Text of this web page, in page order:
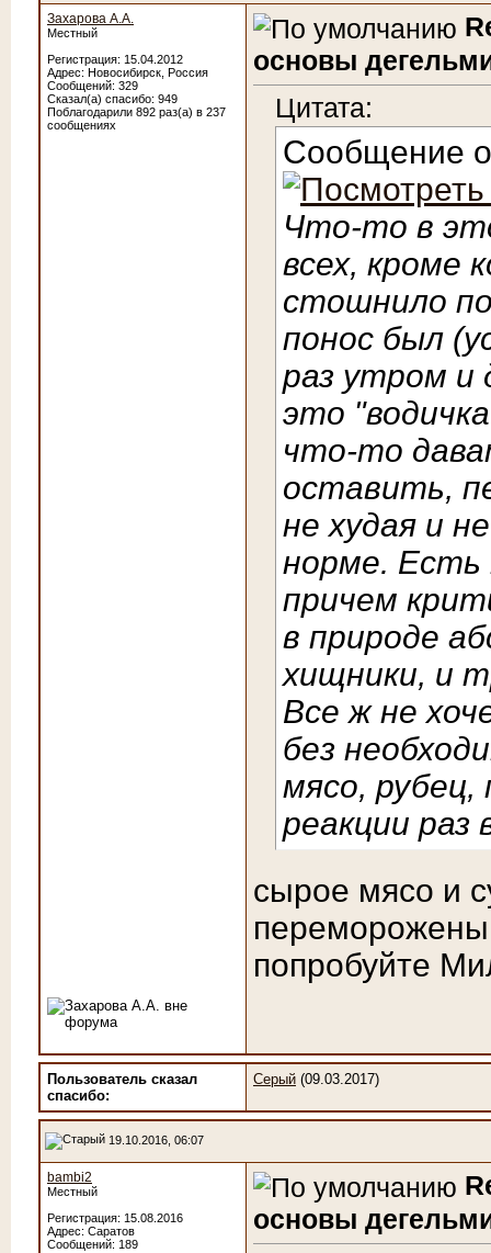
Захарова А.А.
Местный
Регистрация: 15.04.2012
Адрес: Новосибирск, Россия
Сообщений: 329
Сказал(а) спасибо: 949
Поблагодарили 892 раз(а) в 237
сообщениях
основы
Цитата:
Сообщение
Что-то в
всех, кроме
стошнило
понос был
раз утром и
это
что-то
оставить,
не худая и
норме. Есть
причем
в природе
хищники, и
Все ж не
без
мясо,
реакции раз
сырое мясо и
попробуйте
Пользователь сказал
cпасибо:
Серый (09.03.2017)
19.10.2016, 06:07
bambi2
Местный
Регистрация: 15.08.2016
Адрес: Саратов
Сообщений: 189
основы